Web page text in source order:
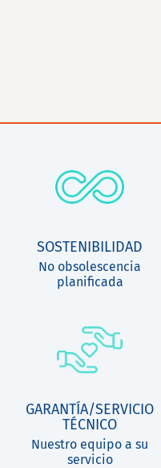
SOSTENIBILIDAD
No obsolescencia
planificada
GARANTÍA/SERVICIO
TÉCNICO
Nuestro equipo a su
servicio